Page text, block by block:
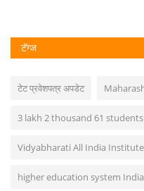
टॅग्ज
टेट प्रवेशपत्र अपडेट
3 lakh 2 thousand 61
Vidyabharati All India
higher education system India